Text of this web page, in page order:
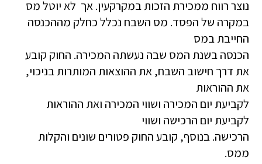
נוצר רווח ממכירת הזכות במקרקעין. אך לא יוטל מס
במקרה של הפסד. מס השבח נכלל כחלק מההכנסה
החייבת במס
הכנסה בשנת המס שבה נעשתה המכירה. החוק קובע
את דרך חישוב השבח, את ההוצאות המותרות בניכוי,
את ההוראות
לקביעת יום המכירה ושווי המכירה ואת ההוראות
לקביעת יום הרכישה ושווי
הרכישה. בנוסף, קובע החוק פטורים שונים והקלות
ממס.